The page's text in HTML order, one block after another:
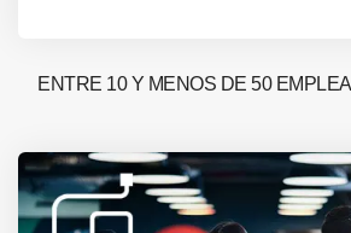
ENTRE 10 Y MENOS DE 50